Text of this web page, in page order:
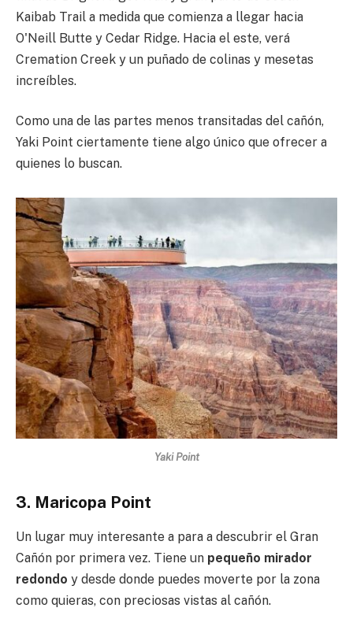
Kaibab Trail a medida que comienza a llegar hacia
O'Neill Butte y Cedar Ridge. Hacia el este, verá
Cremation Creek y un puñado de colinas y mesetas
increíbles.
Como una de las partes menos transitadas del cañón,
Yaki Point ciertamente tiene algo único que ofrecer a
quienes lo buscan.
Yaki Point
3. Maricopa Point
Un lugar muy interesante a para a descubrir el Gran
Cañón por primera vez. Tiene un pequeño mirador
redondo y desde donde puedes moverte por la zona
como quieras, con preciosas vistas al cañón.